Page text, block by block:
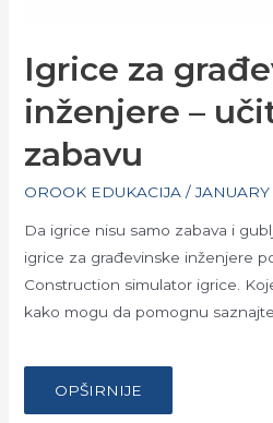
Igrice za
inženjere –
zabavu
OROOK EDUKACIJA /
Da igrice nisu samo zabava i
igrice za građevinske inženjere
Construction simulator igrice.
kako mogu da pomognu
…
IGRICE
ZA
GRAĐEVINSKE
OPŠIRNIJE